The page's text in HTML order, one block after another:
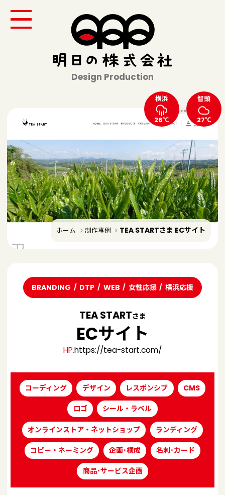
Design Production
横浜
26℃
智頭
27℃
ホーム 制作事例 TEA STARTさま ECサイト
BRANDING DTP WEB 女性応援 横浜応援
TEA STARTさま
ECサイト
HP.https://tea-start.com/
コーディング デザイン レスポンシブ CMS
ロゴ シール・ラベル
オンラインストア・ネットショップ ランディング
コピー・ネーミング 企画･構成 名刺･カード
商品･サービス企画